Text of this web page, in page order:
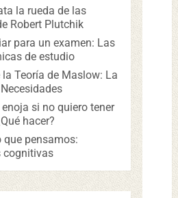
la rueda de las
Robert Plutchik
para un examen: Las
de estudio
la Teoría de Maslow: La
si no quiero tener
hacer?
que pensamos:
cognitivas